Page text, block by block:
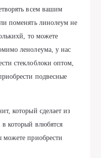
всем вашим
поменять линолеум не
то можете
ленолеума, у нас
стеклоблоки оптом,
подвесные
который сделает из
который влюбятся
приобрести